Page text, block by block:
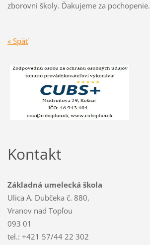
zborovni školy. Ďakujeme za pochopenie.
« Späť
Kontakt
Základná umelecká škola
Ulica A. Dubčeka č. 880,
Vranov nad Topľou
093 01
tel.: +421 57/44 22 302